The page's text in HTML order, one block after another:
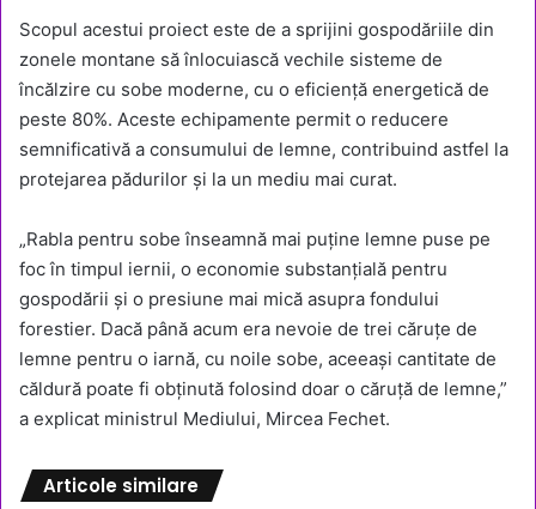
Scopul acestui proiect este de a sprijini gospodăriile din
zonele montane să înlocuiască vechile sisteme de
încălzire cu sobe moderne, cu o eficiență energetică de
peste 80%. Aceste echipamente permit o reducere
semnificativă a consumului de lemne, contribuind astfel la
protejarea pădurilor și la un mediu mai curat.
„Rabla pentru sobe înseamnă mai puține lemne puse pe
foc în timpul iernii, o economie substanțială pentru
gospodării și o presiune mai mică asupra fondului
forestier. Dacă până acum era nevoie de trei căruțe de
lemne pentru o iarnă, cu noile sobe, aceeași cantitate de
căldură poate fi obținută folosind doar o căruță de lemne,”
a explicat ministrul Mediului, Mircea Fechet.
Articole similare